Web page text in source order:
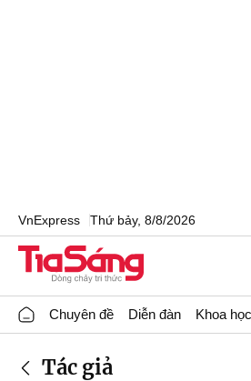
VnExpress Thứ bảy, 8/8/2026
Chuyên đề Diễn đàn Khoa
Tác giả